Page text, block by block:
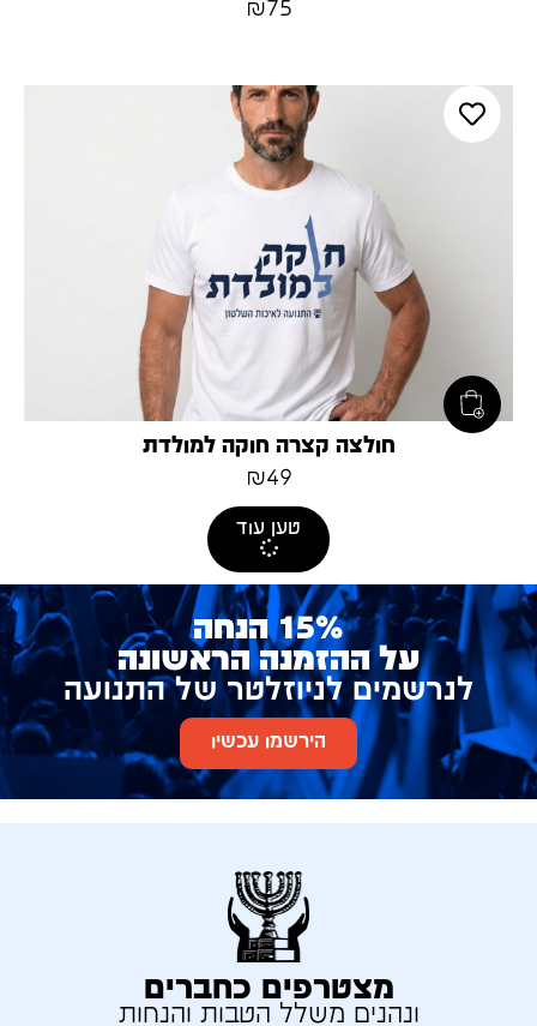
₪75
חולצה קצרה חוקה למולדת
₪49
טען עוד
15% הנחה
על ההזמנה הראשונה
לנרשמים לניוזלטר של התנועה
הירשמו עכשיו
מצטרפים כחברים
ונהנים משלל הטבות והנחות